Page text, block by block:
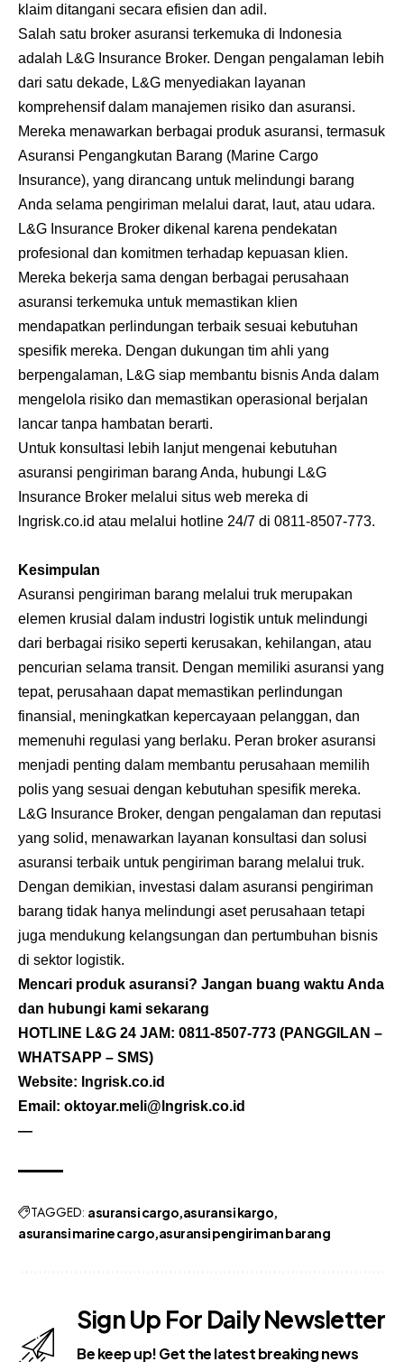
klaim ditangani secara efisien dan adil.
Salah satu broker asuransi terkemuka di Indonesia
adalah L&G Insurance Broker. Dengan pengalaman lebih
dari satu dekade, L&G menyediakan layanan
komprehensif dalam manajemen risiko dan asuransi.
Mereka menawarkan berbagai produk asuransi, termasuk
Asuransi Pengangkutan Barang (Marine Cargo
Insurance), yang dirancang untuk melindungi barang
Anda selama pengiriman melalui darat, laut, atau udara.
L&G Insurance Broker dikenal karena pendekatan
profesional dan komitmen terhadap kepuasan klien.
Mereka bekerja sama dengan berbagai perusahaan
asuransi terkemuka untuk memastikan klien
mendapatkan perlindungan terbaik sesuai kebutuhan
spesifik mereka. Dengan dukungan tim ahli yang
berpengalaman, L&G siap membantu bisnis Anda dalam
mengelola risiko dan memastikan operasional berjalan
lancar tanpa hambatan berarti.
Untuk konsultasi lebih lanjut mengenai kebutuhan
asuransi pengiriman barang Anda, hubungi L&G
Insurance Broker melalui situs web mereka di
lngrisk.co.id atau melalui hotline 24/7 di 0811-8507-773.
Kesimpulan
Asuransi pengiriman barang melalui truk merupakan
elemen krusial dalam industri logistik untuk melindungi
dari berbagai risiko seperti kerusakan, kehilangan, atau
pencurian selama transit. Dengan memiliki asuransi yang
tepat, perusahaan dapat memastikan perlindungan
finansial, meningkatkan kepercayaan pelanggan, dan
memenuhi regulasi yang berlaku. Peran broker asuransi
menjadi penting dalam membantu perusahaan memilih
polis yang sesuai dengan kebutuhan spesifik mereka.
L&G Insurance Broker, dengan pengalaman dan reputasi
yang solid, menawarkan layanan konsultasi dan solusi
asuransi terbaik untuk pengiriman barang melalui truk.
Dengan demikian, investasi dalam asuransi pengiriman
barang tidak hanya melindungi aset perusahaan tetapi
juga mendukung kelangsungan dan pertumbuhan bisnis
di sektor logistik.
Mencari produk asuransi? Jangan buang waktu Anda
dan hubungi kami sekarang
HOTLINE L&G 24 JAM: 0811-8507-773 (PANGGILAN –
WHATSAPP – SMS)
Website: lngrisk.co.id
Email: oktoyar.meli@lngrisk.co.id
—
TAGGED: asuransi cargo asuransi kargo
asuransi marine cargo asuransi pengiriman barang
Sign Up For Daily Newsletter
Be keep up! Get the latest breaking news